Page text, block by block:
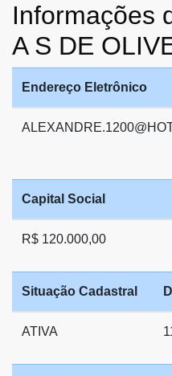
Informações
A S DE
Endereço Eletrônico
Capital Social
R$ 120.000,00
Situação Cadastral
ATIVA